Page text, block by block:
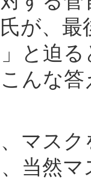
が、
と迫
んな
、マス
当然